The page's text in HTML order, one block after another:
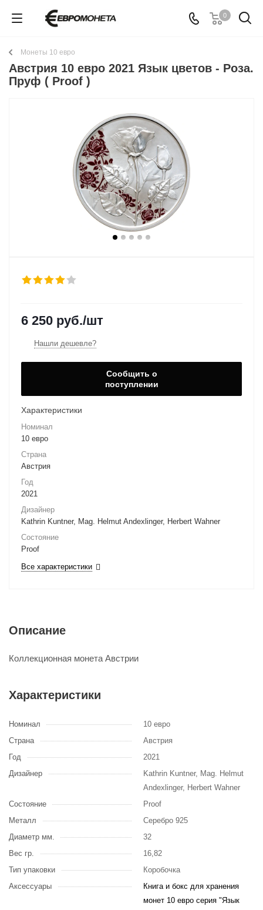
0
Монеты 10 евро
Австрия 10 евро 2021 Язык цветов - Роза.
Пруф ( Proof )
6 250 руб./шт
Нашли дешевле?
Сообщить о
поступлении
Характеристики
Номинал
10 евро
Страна
Австрия
Год
2021
Дизайнер
Kathrin Kuntner, Mag. Helmut Andexlinger, Herbert Wahner
Состояние
Proof
Все характеристики
Описание
Коллекционная монета Австрии
Характеристики
Номинал
10 евро
Страна
Австрия
Год
2021
Дизайнер
Kathrin Kuntner, Mag. Helmut
Andexlinger, Herbert Wahner
Состояние
Proof
Металл
Серебро 925
Диаметр мм.
32
Вес гр.
16,82
Тип упаковки
Коробочка
Аксессуары
Книга и бокс для хранения
монет 10 евро серия "Язык